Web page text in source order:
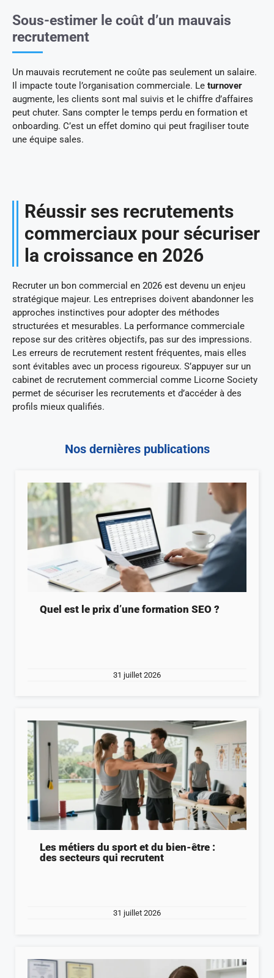
Sous-estimer le coût d’un mauvais
recrutement
Un mauvais recrutement ne coûte pas seulement un salaire.
Il impacte toute l’organisation commerciale. Le turnover
augmente, les clients sont mal suivis et le chiffre d’affaires
peut chuter. Sans compter le temps perdu en formation et
onboarding. C’est un effet domino qui peut fragiliser toute
une équipe sales.
Réussir ses recrutements
commerciaux pour sécuriser
la croissance en 2026
Recruter un bon commercial en 2026 est devenu un enjeu
stratégique majeur. Les entreprises doivent abandonner les
approches instinctives pour adopter des méthodes
structurées et mesurables. La performance commerciale
repose sur des critères objectifs, pas sur des impressions.
Les erreurs de recrutement restent fréquentes, mais elles
sont évitables avec un process rigoureux. S’appuyer sur un
cabinet de recrutement commercial comme Licorne Society
permet de sécuriser les recrutements et d’accéder à des
profils mieux qualifiés.
Nos dernières publications
Quel est le prix d’une formation SEO ?
31 juillet 2026
Les métiers du sport et du bien-être :
des secteurs qui recrutent
31 juillet 2026